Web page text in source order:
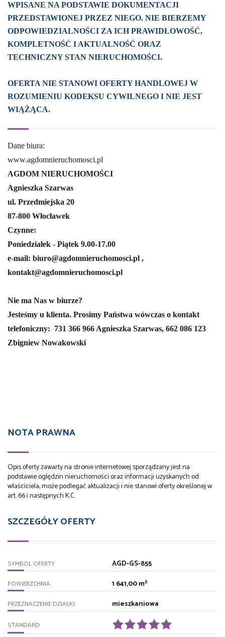
WPISANE NA PODSTAWIE DOKUMENTACJI
PRZEDSTAWIONEJ PRZEZ NIEGO. NIE BIERZEMY
ODPOWIEDZIALNOŚCI ZA ICH PRAWIDŁOWOŚĆ,
KOMPLETNOŚĆ I AKTUALNOŚĆ ORAZ
TECHNICZNY STAN NIERUCHOMOŚCI.
OFERTA NIE STANOWI OFERTY HANDLOWEJ W
ROZUMIENIU KODEKSU CYWILNEGO I NIE JEST
WIĄŻĄCA.
Dane biura:
www.agdomnieruchomosci.pl
AGDOM NIERUCHOMOŚCI
Agnieszka Szarwas
ul. Przedmiejska 20
87-800 Włocławek
Czynne:
Poniedziałek - Piątek 9.00-17.00
e-mail: biuro@agdomnieruchomosci.pl ,
kontakt@agdomnieruchomosci.pl
Nie ma Nas w biurze?
Jesteśmy u klienta. Prosimy Państwa wówczas o kontakt
telefoniczny: 731 366 966 Agnieszka Szarwas, 662 086 123
Zbigniew Nowakowski
NOTA PRAWNA
Opis oferty zawarty na stronie internetowej sporządzany jest na
podstawie oględzin nieruchomości oraz informacji uzyskanych od
właściciela, może podlegać aktualizacji i nie stanowi oferty określonej w
art. 66 i następnych K.C.
SZCZEGÓŁY OFERTY
SYMBOL OFERTY AGD-GS-855
POWIERZCHNIA 1 641,00 m²
PRZEZNACZENIE DZIAŁKI mieszkaniowa
STANDARD